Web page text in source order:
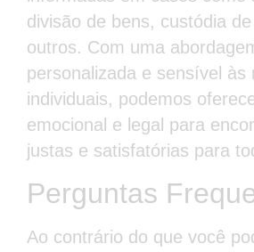
divisão de bens, custódia
outros. Com uma
personalizada e sensível às
individuais, podemos
emocional e legal para
justas e satisfatórias para
Perguntas
Ao contrário do que você